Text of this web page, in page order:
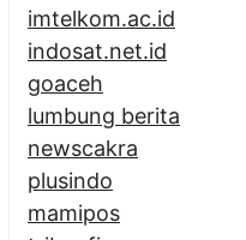
imtelkom.ac.id
indosat.net.id
goaceh
lumbung berita
newscakra
plusindo
mamipos